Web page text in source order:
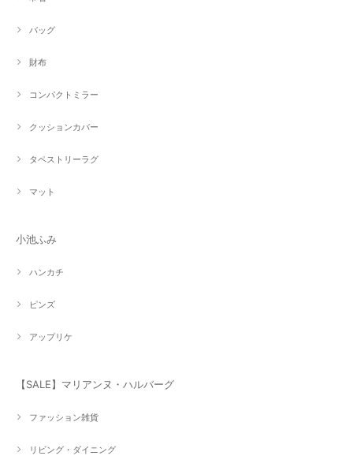
バッグ
財布
コンパクトミラー
クッションカバー
タペストリーラグ
マット
小池ふみ
ハンカチ
ピンズ
アップリケ
【SALE】マリアンヌ・ハルバーグ
ファッション雑貨
リビング・ダイニング